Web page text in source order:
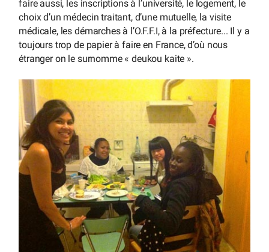
faire aussi, les inscriptions à l’université, le logement, le
choix d’un médecin traitant, d’une mutuelle, la visite
médicale, les démarches à l’O.F.F.I, à la préfecture... Il y a
toujours trop de papier à faire en France, d’où nous
étranger on le surnomme « deukou kaite ».